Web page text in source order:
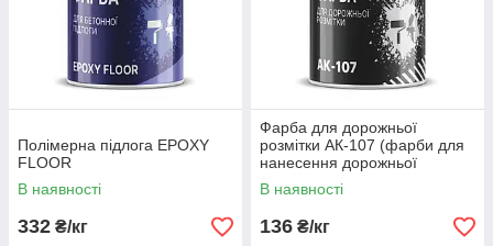
Полімерна підлога EPOXY
FLOOR
В наявності
332 ₴/кг
Фарба для дорожньої
розмітки АК-107 (фарби для
нанесення дорожньої
розмітки)
В наявності
136 ₴/кг